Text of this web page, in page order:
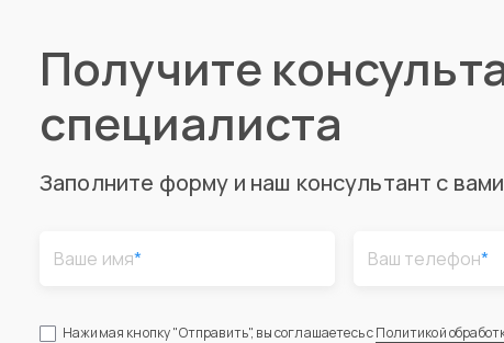
Получите
специалиста
Заполните форму и наш консультант с
Ваше имя* Ваш телефон*
Нажимая кнопку "Отправить", вы соглашаетесь сПолитикой